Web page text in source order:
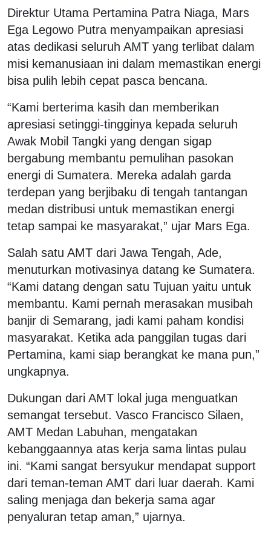
Direktur Utama Pertamina Patra Niaga, Mars
Ega Legowo Putra menyampaikan apresiasi
atas dedikasi seluruh AMT yang terlibat dalam
misi kemanusiaan ini dalam memastikan energi
bisa pulih lebih cepat pasca bencana.
“Kami berterima kasih dan memberikan
apresiasi setinggi-tingginya kepada seluruh
Awak Mobil Tangki yang dengan sigap
bergabung membantu pemulihan pasokan
energi di Sumatera. Mereka adalah garda
terdepan yang berjibaku di tengah tantangan
medan distribusi untuk memastikan energi
tetap sampai ke masyarakat,” ujar Mars Ega.
Salah satu AMT dari Jawa Tengah, Ade,
menuturkan motivasinya datang ke Sumatera.
“Kami datang dengan satu Tujuan yaitu untuk
membantu. Kami pernah merasakan musibah
banjir di Semarang, jadi kami paham kondisi
masyarakat. Ketika ada panggilan tugas dari
Pertamina, kami siap berangkat ke mana pun,”
ungkapnya.
Dukungan dari AMT lokal juga menguatkan
semangat tersebut. Vasco Francisco Silaen,
AMT Medan Labuhan, mengatakan
kebanggaannya atas kerja sama lintas pulau
ini. “Kami sangat bersyukur mendapat support
dari teman-teman AMT dari luar daerah. Kami
saling menjaga dan bekerja sama agar
penyaluran tetap aman,” ujarnya.